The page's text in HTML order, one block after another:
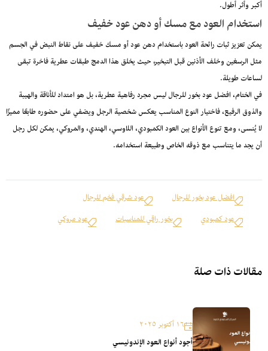
أكبر وأثر أطول.
استخدام العود مع مسك أو دهن عود خفيف
يمكن تعزيز ثبات رائحة العود باستخدام دهن عود أو مسك خفيف على نقاط النبض في الجسم
مثل الرسغين وخلف الأذنين قبل التبخير، حيث يخلق هذا الدمج طبقات عطرية فاخرة تبقى
لساعات طويلة.
في الختام، افضل عود بخور للرجال ليس مجرد رفاهية عطرية، بل هو امتداد للأناقة والهيبة
والذوق الرفيع، فاختيار النوع المناسب يعكس شخصية الرجل ويضفي على حضوره طابعًا مميزًا
لا يُنسى، ومع تنوع الأنواع بين العود الكمبودي، اللاوسي، الهندي، والمروكي، يمكن لكل رجل
أن يجد ما يتناسب مع ذوقه الخاص وطبيعة استخدامه.
افضل عود بخور للرجال
عود شرقي فخم للرجال
عود كمبودي
بخور راقي للمناسبات عود مروكي
مقالات ذات صلة
١٦ أكتوبر ٢٠٢٥
أجود أنواع العود الإندونيسي